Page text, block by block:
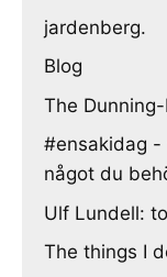
jardenberg.
Blog
The
#ensakidag -
något du
Ulf Lundell:
The things I